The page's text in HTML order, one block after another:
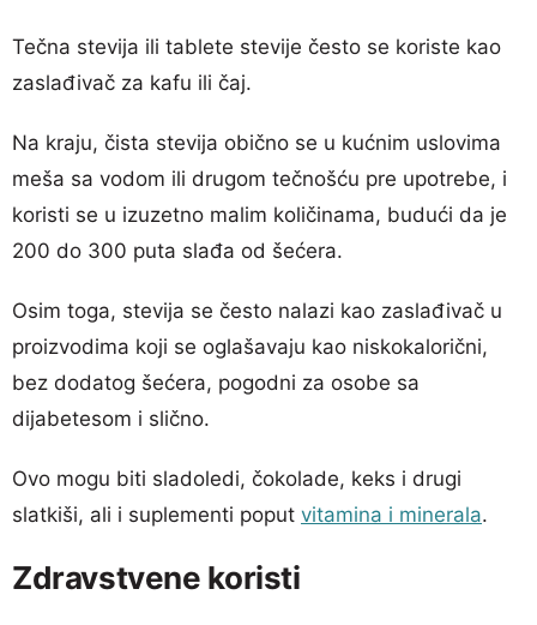
Tečna stevija ili tablete stevije često se koriste kao
zaslađivač za kafu ili čaj.
Na kraju, čista stevija obično se u kućnim uslovima
meša sa vodom ili drugom tečnošću pre upotrebe, i
koristi se u izuzetno malim količinama, budući da je
200 do 300 puta slađa od šećera.
Osim toga, stevija se često nalazi kao zaslađivač u
proizvodima koji se oglašavaju kao niskokalorični,
bez dodatog šećera, pogodni za osobe sa
dijabetesom i slično.
Ovo mogu biti sladoledi, čokolade, keks i drugi
slatkiši, ali i suplementi poput vitamina i minerala.
Zdravstvene koristi